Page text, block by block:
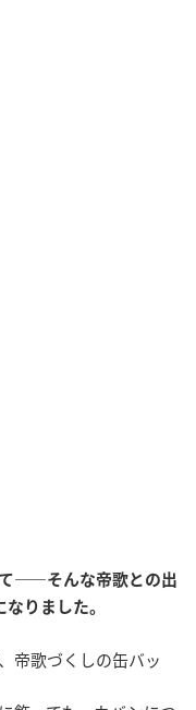
て――そんな帝歌との出
りました。
帝歌づくしの缶バッ